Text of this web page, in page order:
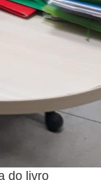
do livro